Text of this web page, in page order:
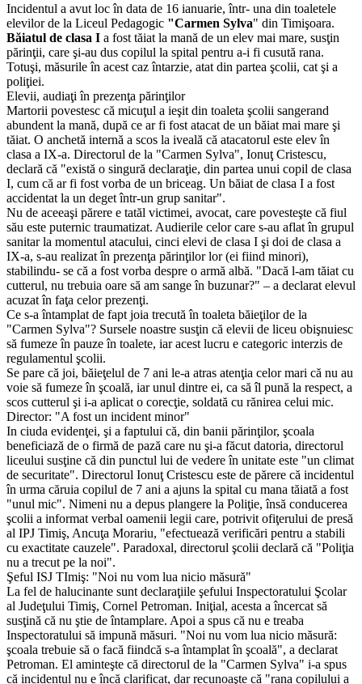
Incidentul a avut loc în data de 16 ianuarie, într- una din toaletele
elevilor de la Liceul Pedagogic "Carmen Sylva" din Timişoara.
Băiatul de clasa I a fost tăiat la mană de un elev mai mare, susţin
părinţii, care şi-au dus copilul la spital pentru a-i fi cusută rana.
Totuşi, măsurile în acest caz întarzie, atat din partea şcolii, cat şi a
poliţiei.
Elevii, audiaţi în prezenţa părinţilor
Martorii povestesc că micuţul a ieşit din toaleta şcolii sangerand
abundent la mană, după ce ar fi fost atacat de un băiat mai mare şi
tăiat. O anchetă internă a scos la iveală că atacatorul este elev în
clasa a IX-a. Directorul de la "Carmen Sylva", Ionuţ Cristescu,
declară că "există o singură declaraţie, din partea unui copil de clasa
I, cum că ar fi fost vorba de un briceag. Un băiat de clasa I a fost
accidentat la un deget într-un grup sanitar".
Nu de aceeaşi părere e tatăl victimei, avocat, care povesteşte că fiul
său este puternic traumatizat. Audierile celor care s-au aflat în grupul
sanitar la momentul atacului, cinci elevi de clasa I şi doi de clasa a
IX-a, s-au realizat în prezenţa părinţilor lor (ei fiind minori),
stabilindu- se că a fost vorba despre o armă albă. "Dacă l-am tăiat cu
cutterul, nu trebuia oare să am sange în buzunar?" – a declarat elevul
acuzat în faţa celor prezenţi.
Ce s-a întamplat de fapt joia trecută în toaleta băieţilor de la
"Carmen Sylva"? Sursele noastre susţin că elevii de liceu obişnuiesc
să fumeze în pauze în toalete, iar acest lucru e categoric interzis de
regulamentul şcolii.
Se pare că joi, băieţelul de 7 ani le-a atras atenţia celor mari că nu au
voie să fumeze în şcoală, iar unul dintre ei, ca să îl pună la respect, a
scos cutterul şi i-a aplicat o corecţie, soldată cu rănirea celui mic.
Director: "A fost un incident minor"
In ciuda evidenţei, şi a faptului că, din banii părinţilor, şcoala
beneficiază de o firmă de pază care nu şi-a făcut datoria, directorul
liceului susţine că din punctul lui de vedere în unitate este "un climat
de securitate". Directorul Ionuţ Cristescu este de părere că incidentul
în urma căruia copilul de 7 ani a ajuns la spital cu mana tăiată a fost
"unul mic". Nimeni nu a depus plangere la Poliţie, însă conducerea
şcolii a informat verbal oamenii legii care, potrivit ofiţerului de presă
al IPJ Timiş, Ancuţa Morariu, "efectuează verificări pentru a stabili
cu exactitate cauzele". Paradoxal, directorul şcolii declară că "Poliţia
nu a trecut pe la noi".
Şeful ISJ TImiş: "Noi nu vom lua nicio măsură"
La fel de halucinante sunt declaraţiile şefului Inspectoratului Şcolar
al Judeţului Timiş, Cornel Petroman. Iniţial, acesta a încercat să
susţină că nu ştie de întamplare. Apoi a spus că nu e treaba
Inspectoratului să impună măsuri. "Noi nu vom lua nicio măsură:
şcoala trebuie să o facă fiindcă s-a întamplat în şcoală", a declarat
Petroman. El aminteşte că directorul de la "Carmen Sylva" i-a spus
că incidentul nu e încă clarificat, dar recunoaşte că "rana copilului a